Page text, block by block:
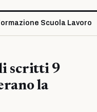
Scuola Lavoro
scritti 9
la